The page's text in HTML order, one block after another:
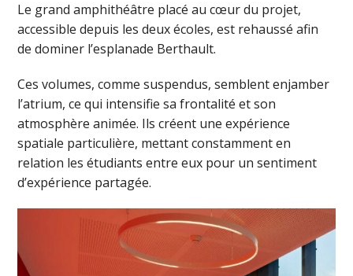
Le grand amphithéâtre placé au cœur du projet,
accessible depuis les deux écoles, est rehaussé afin
de dominer l’esplanade Berthault.
Ces volumes, comme suspendus, semblent enjamber
l’atrium, ce qui intensifie sa frontalité et son
atmosphère animée. Ils créent une expérience
spatiale particulière, mettant constamment en
relation les étudiants entre eux pour un sentiment
d’expérience partagée.